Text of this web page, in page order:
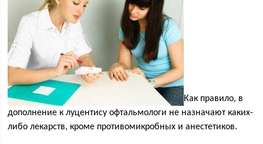
Как правило, в
дополнение к луцентису офтальмологи не назначают каких-
либо лекарств, кроме противомикробных и анестетиков.